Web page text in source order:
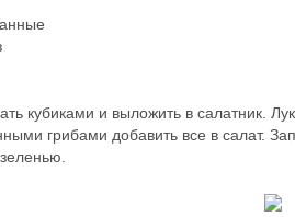
кубиками и выложить в салатник.
грибами добавить все в салат.